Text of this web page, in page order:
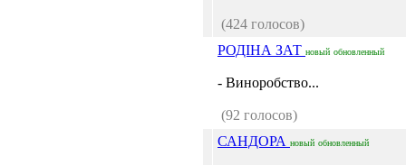
(424 голосов)
РОДІНА ЗАТ новый обновленный
- Виноробство...
(92 голосов)
САНДОРА новый обновленный